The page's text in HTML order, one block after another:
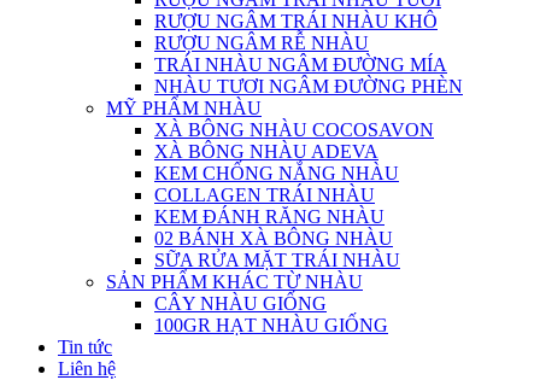
RƯỢU NGÂM TRÁI NHÀU KHÔ
RƯỢU NGÂM RỄ NHÀU
TRÁI NHÀU NGÂM ĐƯỜNG MÍA
NHÀU TƯƠI NGÂM ĐƯỜNG PHÈN
MỸ PHẨM NHÀU
XÀ BÔNG NHÀU COCOSAVON
XÀ BÔNG NHÀU ADEVA
KEM CHỐNG NẮNG NHÀU
COLLAGEN TRÁI NHÀU
KEM ĐÁNH RĂNG NHÀU
02 BÁNH XÀ BÔNG NHÀU
SỮA RỬA MẶT TRÁI NHÀU
SẢN PHẨM KHÁC TỪ NHÀU
CÂY NHÀU GIỐNG
100GR HẠT NHÀU GIỐNG
Tin tức
Liên hệ